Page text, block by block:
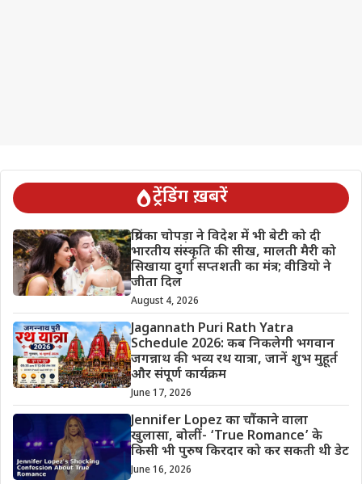
ट्रेंडिंग ख़बरें
प्रियंका चोपड़ा ने विदेश में भी बेटी को दी
भारतीय संस्कृति की सीख, मालती मैरी को
सिखाया दुर्गा सप्तशती का मंत्र; वीडियो ने
जीता दिल
August 4, 2026
Jagannath Puri Rath Yatra
Schedule 2026: कब निकलेगी भगवान
जगन्नाथ की भव्य रथ यात्रा, जानें शुभ मुहूर्त
और संपूर्ण कार्यक्रम
June 17, 2026
Jennifer Lopez का चौंकाने वाला
खुलासा, बोलीं- ‘True Romance’ के
किसी भी पुरुष किरदार को कर सकती थी डेट
June 16, 2026